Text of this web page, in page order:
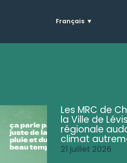
Français ▼
Les MRC de
la Ville de
régionale
climat
21 juillet 2026